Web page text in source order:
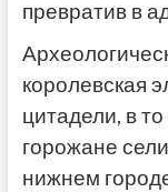
превратив в
королевская
цитадели, в
горожане
нижнем